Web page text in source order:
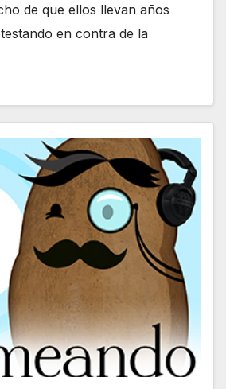
de que ellos llevan años
en contra de la